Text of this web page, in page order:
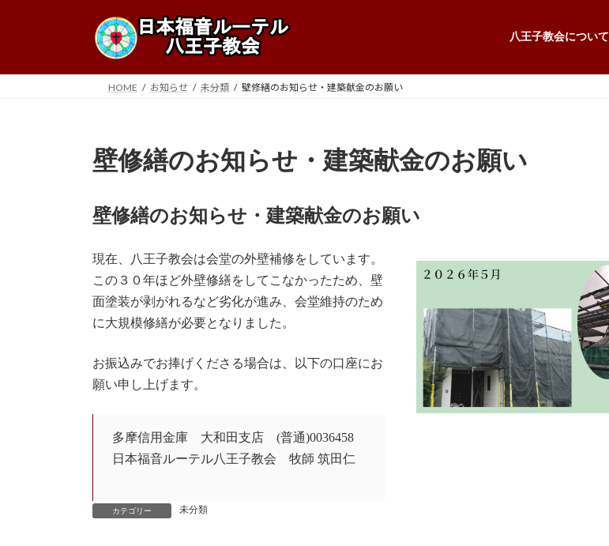
八王子教会について
HOME お知らせ 未分類 壁修繕のお知らせ・建築献金のお願い
壁修繕のお知らせ・建築献金のお願い
壁修繕のお知らせ・建築献金のお願い
現在、八王子教会は会堂の外壁補修をしています。
この３０年ほど外壁修繕をしてこなかったため、壁
面塗装が剥がれるなど劣化が進み、会堂維持のため
に大規模修繕が必要となりました。
お振込みでお捧げくださる場合は、以下の口座にお
願い申し上げます。
多摩信用金庫 大和田支店 (普通)0036458
日本福音ルーテル八王子教会 牧師 筑田仁
カテゴリー 未分類